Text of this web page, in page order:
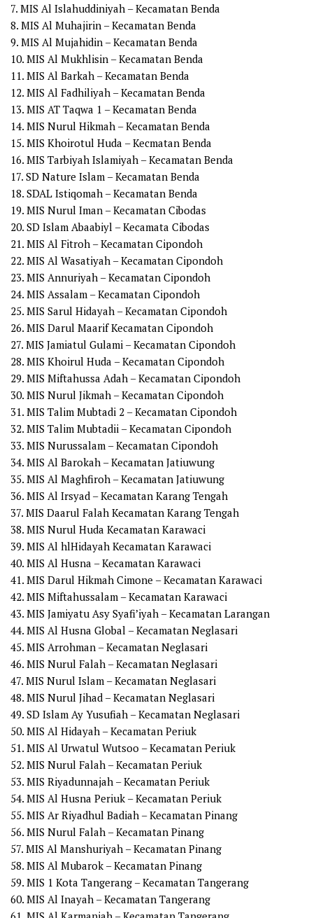
7. MIS Al Islahuddiniyah – Kecamatan Benda
8. MIS Al Muhajirin – Kecamatan Benda
9. MIS Al Mujahidin – Kecamatan Benda
10. MIS Al Mukhlisin – Kecamatan Benda
11. MIS Al Barkah – Kecamatan Benda
12. MIS Al Fadhiliyah – Kecamatan Benda
13. MIS AT Taqwa 1 – Kecamatan Benda
14. MIS Nurul Hikmah – Kecamatan Benda
15. MIS Khoirotul Huda – Kecmatan Benda
16. MIS Tarbiyah Islamiyah – Kecamatan Benda
17. SD Nature Islam – Kecamatan Benda
18. SDAL Istiqomah – Kecamatan Benda
19. MIS Nurul Iman – Kecamatan Cibodas
20. SD Islam Abaabiyl – Kecamata Cibodas
21. MIS Al Fitroh – Kecamatan Cipondoh
22. MIS Al Wasatiyah – Kecamatan Cipondoh
23. MIS Annuriyah – Kecamatan Cipondoh
24. MIS Assalam – Kecamatan Cipondoh
25. MIS Sarul Hidayah – Kecamatan Cipondoh
26. MIS Darul Maarif Kecamatan Cipondoh
27. MIS Jamiatul Gulami – Kecamatan Cipondoh
28. MIS Khoirul Huda – Kecamatan Cipondoh
29. MIS Miftahussa Adah – Kecamatan Cipondoh
30. MIS Nurul Jikmah – Kecamatan Cipondoh
31. MIS Talim Mubtadi 2 – Kecamatan Cipondoh
32. MIS Talim Mubtadii – Kecamatan Cipondoh
33. MIS Nurussalam – Kecamatan Cipondoh
34. MIS Al Barokah – Kecamatan Jatiuwung
35. MIS Al Maghfiroh – Kecamatan Jatiuwung
36. MIS Al Irsyad – Kecamatan Karang Tengah
37. MIS Daarul Falah Kecamatan Karang Tengah
38. MIS Nurul Huda Kecamatan Karawaci
39. MIS Al hlHidayah Kecamatan Karawaci
40. MIS Al Husna – Kecamatan Karawaci
41. MIS Darul Hikmah Cimone – Kecamatan Karawaci
42. MIS Miftahussalam – Kecamatan Karawaci
43. MIS Jamiyatu Asy Syafi’iyah – Kecamatan Larangan
44. MIS Al Husna Global – Kecamatan Neglasari
45. MIS Arrohman – Kecamatan Neglasari
46. MIS Nurul Falah – Kecamatan Neglasari
47. MIS Nurul Islam – Kecamatan Neglasari
48. MIS Nurul Jihad – Kecamatan Neglasari
49. SD Islam Ay Yusufiah – Kecamatan Neglasari
50. MIS Al Hidayah – Kecamatan Periuk
51. MIS Al Urwatul Wutsoo – Kecamatan Periuk
52. MIS Nurul Falah – Kecamatan Periuk
53. MIS Riyadunnajah – Kecamatan Periuk
54. MIS Al Husna Periuk – Kecamatan Periuk
55. MIS Ar Riyadhul Badiah – Kecamatan Pinang
56. MIS Nurul Falah – Kecamatan Pinang
57. MIS Al Manshuriyah – Kecamatan Pinang
58. MIS Al Mubarok – Kecamatan Pinang
59. MIS 1 Kota Tangerang – Kecamatan Tangerang
60. MIS Al Inayah – Kecamatan Tangerang